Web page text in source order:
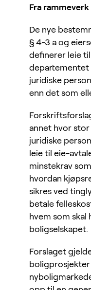
Fra
De nye
§ 4-3 a og
definerer leie
departementet
juridiske
enn det som
annet hvor
juridiske
leie til eie-
minstekrav
hvordan
sikres ved
betale
hvem som skal
boligselskapet.
Forslaget